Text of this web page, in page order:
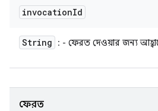
invocationId
String : - ফেরত দেওয়ার জন্য
ফেরত